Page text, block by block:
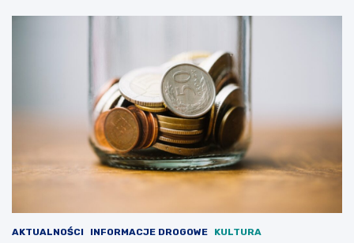
AKTUALNOŚCI INFORMACJE DROGOWE KULTURA